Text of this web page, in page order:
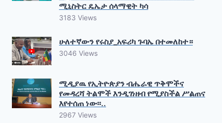
ሚኒስትር ዴኤታ ሰላማዊት ካሳ
3183 Views
ሁለተኛውን የሩስያ_አፍሪካ ጉባኤ በተመለከተ።
3046 Views
ሚዲያዉ የኢትዮጵያን ብሔራዊ ጥቅሞችና
የመዳረሻ ትልሞች እንዲገነዘብ የሚያስችል ሥልጠና
እየተሰጠ ነው፡፡..
2967 Views